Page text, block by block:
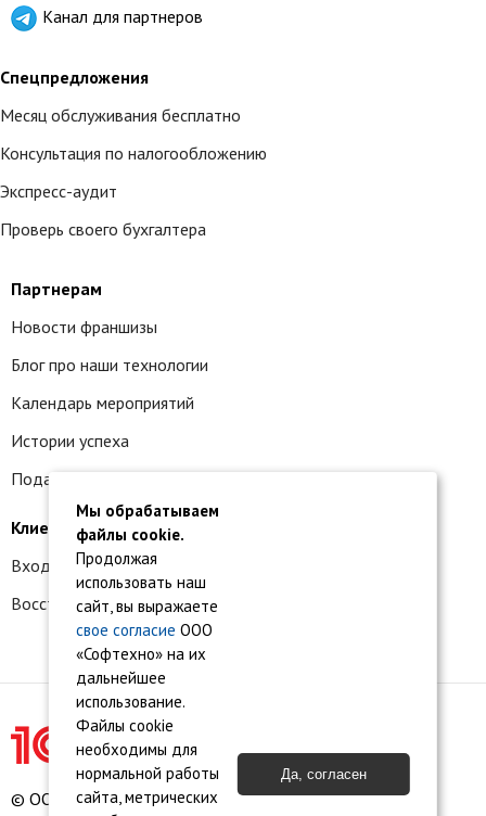
Канал для партнеров
Спецпредложения
Месяц обслуживания бесплатно
Консультация по налогообложению
Экспресс-аудит
Проверь своего бухгалтера
Партнерам
Новости франшизы
Блог про наши технологии
Календарь мероприятий
Истории успеха
Подать заявку на франшизу
Клиентам
Вход в личный кабинет
Восстановление доступа к сервису 1С:БО
© ООО «Софтехно» Все права защищены.
Мы обрабатываем
файлы cookie.
Продолжая
использовать наш
сайт, вы выражаете
свое согласие ООО
«Софтехно» на их
дальнейшее
использование.
Файлы cookie
необходимы для
нормальной работы
сайта, метрических
Да, согласен